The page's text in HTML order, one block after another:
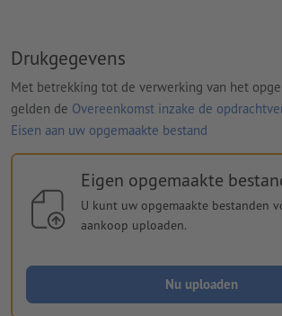
Drukgegevens
Met betrekking tot de verwerking van het
gelden de Overeenkomst inzake de
Eisen aan uw opgemaakte bestand
Eigen opgemaakte
U kunt uw opgemaakte bestanden
aankoop uploaden.
Nu uploaden